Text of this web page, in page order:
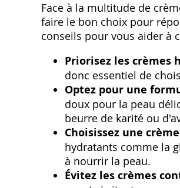
Face à la multitude de
faire le bon choix pour
conseils pour vous aider à
Priorisez les crèmes
donc essentiel de
Optez pour une
doux pour la peau
beurre de karité ou
Choisissez une
hydratants comme la
à nourrir la peau.
Évitez les crèmes